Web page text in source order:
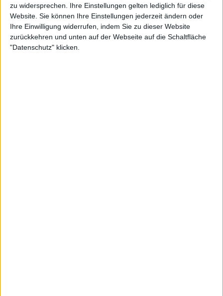
zu widersprechen. Ihre Einstellungen gelten lediglich für diese
Website. Sie können Ihre Einstellungen jederzeit ändern oder
Ihre Einwilligung widerrufen, indem Sie zu dieser Website
zurückkehren und unten auf der Webseite auf die Schaltfläche
"Datenschutz" klicken.